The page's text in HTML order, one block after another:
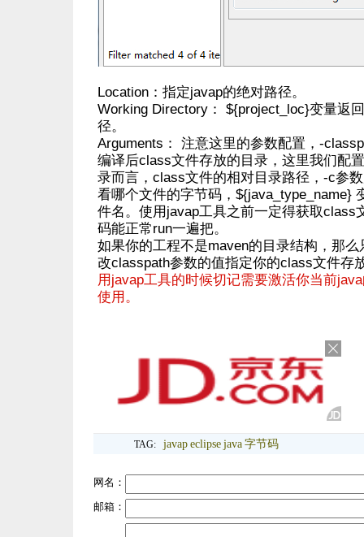
Location：指定javap的绝对路径。
Working Directory： ${project_loc}变量返
径。
Arguments： 注意这里的参数配置，-
编译后class文件存放的目录，这里我们配
录而言，class文件的相对目录路径，-c参
看哪个文件的字节码，${java_type_name}
件名。使用javap工具之前一定得获取class
码能正常run一遍把。
如果你的工程不是maven的目录结构，那
改classpath参数的值指定你的class文件存
用javap工具的时候切记需要激活你当前
使用。
TAG: javap eclipse java 字节码
网名：
邮箱：